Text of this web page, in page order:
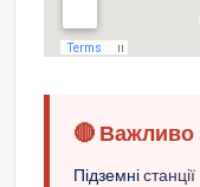
🔴 Важливо
Підземні